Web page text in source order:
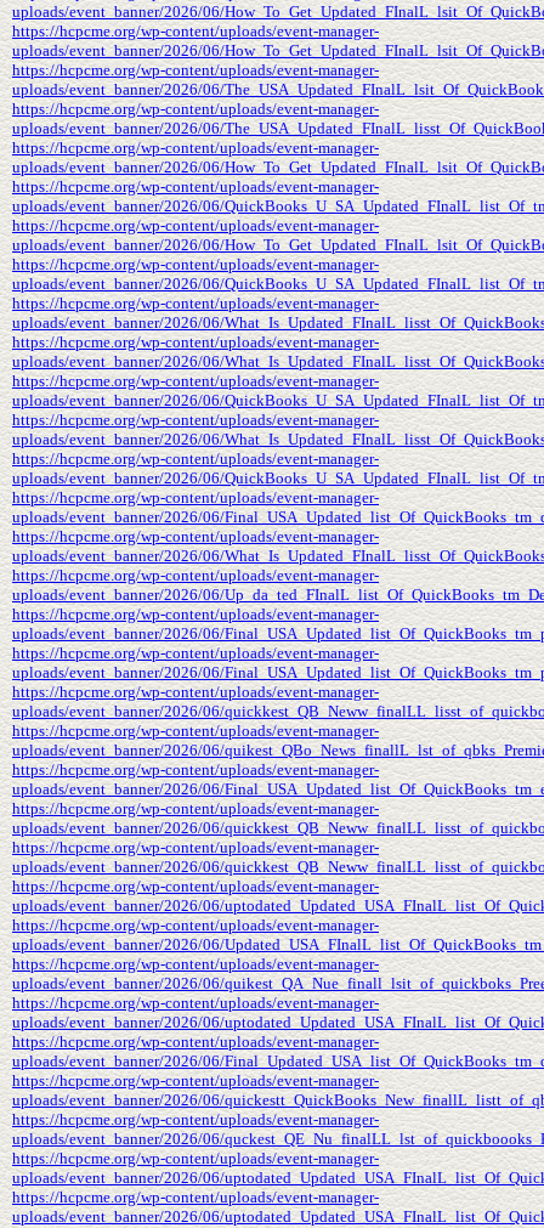
uploads/event_banner/2026/06/
https://hcpcme.org/wp-content/uploads/event-manager-
uploads/event_banner/2026/06/
https://hcpcme.org/wp-content/uploads/event-manager-
uploads/event_banner/2026/06/
https://hcpcme.org/wp-content/uploads/event-manager-
uploads/event_banner/2026/06/
https://hcpcme.org/wp-content/uploads/event-manager-
uploads/event_banner/2026/06/
https://hcpcme.org/wp-content/uploads/event-manager-
uploads/event_banner/2026/06/
https://hcpcme.org/wp-content/uploads/event-manager-
uploads/event_banner/2026/06/
https://hcpcme.org/wp-content/uploads/event-manager-
uploads/event_banner/2026/06/
https://hcpcme.org/wp-content/uploads/event-manager-
uploads/event_banner/2026/06/
https://hcpcme.org/wp-content/uploads/event-manager-
uploads/event_banner/2026/06/
https://hcpcme.org/wp-content/uploads/event-manager-
uploads/event_banner/2026/06/
https://hcpcme.org/wp-content/uploads/event-manager-
uploads/event_banner/2026/06/
https://hcpcme.org/wp-content/uploads/event-manager-
uploads/event_banner/2026/06/
https://hcpcme.org/wp-content/uploads/event-manager-
uploads/event_banner/2026/06/
https://hcpcme.org/wp-content/uploads/event-manager-
uploads/event_banner/2026/06/
https://hcpcme.org/wp-content/uploads/event-manager-
uploads/event_banner/2026/06/
https://hcpcme.org/wp-content/uploads/event-manager-
uploads/event_banner/2026/06/
https://hcpcme.org/wp-content/uploads/event-manager-
uploads/event_banner/2026/06/
https://hcpcme.org/wp-content/uploads/event-manager-
uploads/event_banner/2026/06/
https://hcpcme.org/wp-content/uploads/event-manager-
uploads/event_banner/2026/06/
https://hcpcme.org/wp-content/uploads/event-manager-
uploads/event_banner/2026/06/
https://hcpcme.org/wp-content/uploads/event-manager-
uploads/event_banner/2026/06/
https://hcpcme.org/wp-content/uploads/event-manager-
uploads/event_banner/2026/06/
https://hcpcme.org/wp-content/uploads/event-manager-
uploads/event_banner/2026/06/
https://hcpcme.org/wp-content/uploads/event-manager-
uploads/event_banner/2026/06/
https://hcpcme.org/wp-content/uploads/event-manager-
uploads/event_banner/2026/06/
https://hcpcme.org/wp-content/uploads/event-manager-
uploads/event_banner/2026/06/
https://hcpcme.org/wp-content/uploads/event-manager-
uploads/event_banner/2026/06/
https://hcpcme.org/wp-content/uploads/event-manager-
uploads/event_banner/2026/06/
https://hcpcme.org/wp-content/uploads/event-manager-
uploads/event_banner/2026/06/
https://hcpcme.org/wp-content/uploads/event-manager-
uploads/event_banner/2026/06/
https://hcpcme.org/wp-content/uploads/event-manager-
uploads/event_banner/2026/06/